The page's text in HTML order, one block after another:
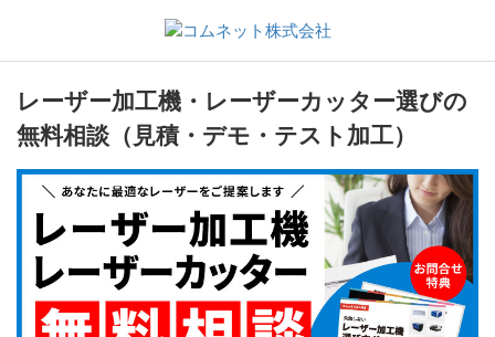
レーザー加工機・レーザーカッター選びの
無料相談（見積・デモ・テスト加工）